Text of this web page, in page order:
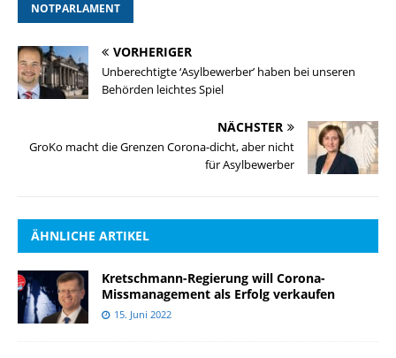
NOTPARLAMENT
VORHERIGER
Unberechtigte ‘Asylbewerber’ haben bei unseren
Behörden leichtes Spiel
NÄCHSTER
GroKo macht die Grenzen Corona-dicht, aber nicht
für Asylbewerber
ÄHNLICHE ARTIKEL
Kretschmann-Regierung will Corona-
Missmanagement als Erfolg verkaufen
15. Juni 2022